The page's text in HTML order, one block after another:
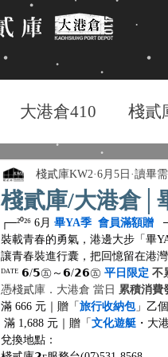
大港倉410 棧貳
棧貳庫/大港倉│
棧貳庫KW2 6月5日 讀畢
┌─²⁰²⁶ 6月 畢YA季 會員滿額贈
裝載青春的勇氣，港邊大步「畢
讓青春裝進行囊，把回憶留在港灣
ᴰᴬᵀᴱ 𝟲/𝟱㊄～𝟲/𝟮𝟲㊄ 平日限定 不
憑棧貳庫．大港倉 當日 累積消費
滿 666 元｜贈「 旅行收納包 」乙
滿 1,688 元｜贈「 文化遊艇 ・大
兌換地點：